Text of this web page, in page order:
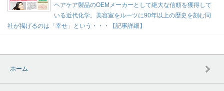
ヘアケア製品のOEMメーカーとして絶大な信頼を獲得して
いる近代化学。美容室をルーツに90年以上の歴史を刻む同
社が掲げるのは「幸せ」という・・・【記事詳細】
ホーム